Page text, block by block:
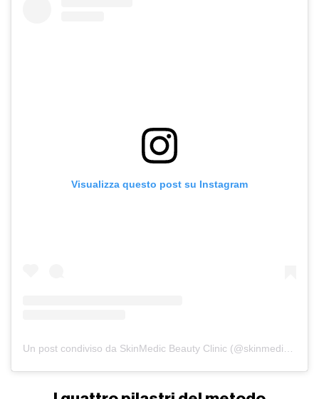
Visualizza questo post su Instagram
Un post condiviso da SkinMedic Beauty Clinic (@skinmedicbeautyclinic)